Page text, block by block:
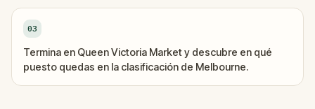
03
Termina en Queen Victoria Market y descubre en qué
puesto quedas en la clasificación de Melbourne.